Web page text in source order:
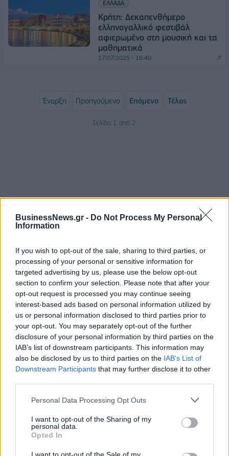
BusinessNews.gr - Do Not Process My Personal
Information
If you wish to opt-out of the sale, sharing to third parties, or
processing of your personal or sensitive information for
targeted advertising by us, please use the below opt-out
section to confirm your selection. Please note that after your
opt-out request is processed you may continue seeing
interest-based ads based on personal information utilized by
us or personal information disclosed to third parties prior to
your opt-out. You may separately opt-out of the further
disclosure of your personal information by third parties on the
IAB’s list of downstream participants. This information may
also be disclosed by us to third parties on the IAB’s List of
Downstream Participants that may further disclose it to other
Personal Data Processing Opt Outs
I want to opt-out of the Sharing of my
personal data.
Opted In
ΕΛΛΑΔΑ
Κρήτη: Δεκαπενθήμερο
ελληνογαλλικό φεστιβάλ
αφιερωμένο στη μουσική και τα
μαθηματικά
17/07/2025 - 16:40
Έναρξη Προηγούμενο Επόμενο Τέλος
Σελίδα 1 από 2
ΡΟΗ ΕΙΔΗΣΕΩΝ
Π. Μαρινάκης: «Το δημογραφικό δεν μπορεί να
περιμένει»
09/08/2026 - 14:34 ΠΟΛΙΤΙΚΗ
Ε. Τουρνάς: Πάνω από 400 πυρκαγιές σε δέκα
ημέρες - Σε επιφυλακή ο κρατικός μηχανισμός
09/08/2026 - 14:17 ΠΟΛΙΤΙΚΗ
Εξαγωγές: Η Ελλάδα κερδίζει τους Ευρωπαίους
Προς εκτύπωση το πολλαπλό βιβλίο - «Σύγχρονο
εκπαιδευτικό υλικό, τόσο σε έντυπη όσο και σε